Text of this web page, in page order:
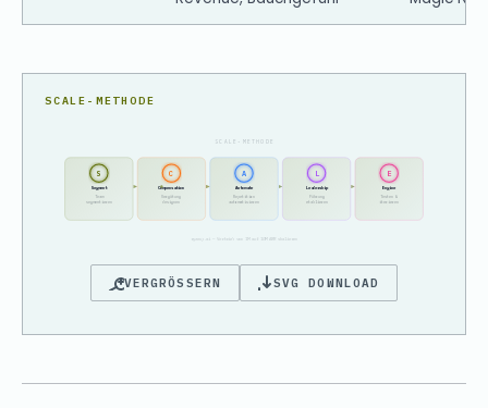
SCALE-METHODE
SCALE-METHODE
S
Segment
Team
segmentieren
C
Compensation
Vergütung
designen
A
Automate
Repetition
automatisieren
L
Leadership
Führung
etablieren
E
Engine
Testen &
iterieren
ryzeup.ai — Vertrieb von 1M auf 10M ARR skalieren
VERGRÖSSERN SVG DOWNLOAD